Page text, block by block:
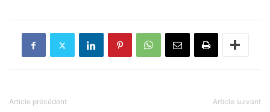
Article précédent Article suivant